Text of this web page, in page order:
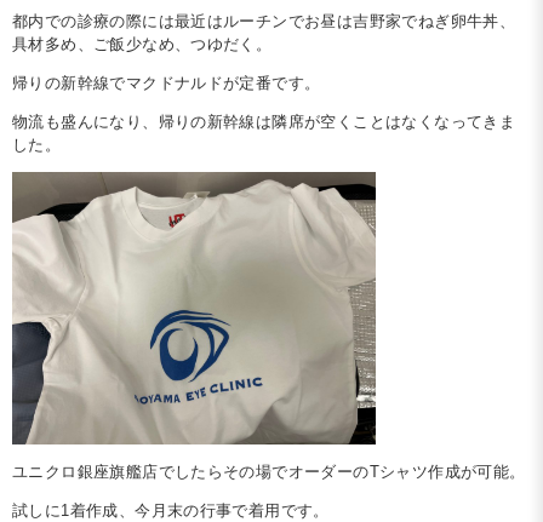
都内での診療の際には最近はルーチンでお昼は吉野家でねぎ卵牛丼、
具材多め、ご飯少なめ、つゆだく。
帰りの新幹線でマクドナルドが定番です。
物流も盛んになり、帰りの新幹線は隣席が空くことはなくなってきま
した。
ユニクロ銀座旗艦店でしたらその場でオーダーのTシャツ作成が可能。
試しに1着作成、今月末の行事で着用です。